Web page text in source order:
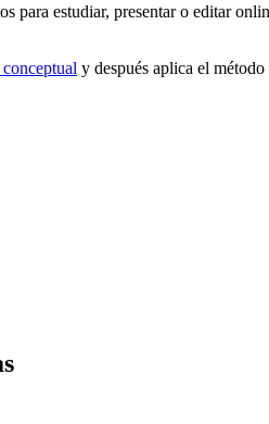
para estudiar, presentar o editar
y después aplica el método